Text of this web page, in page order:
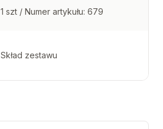
1 szt / Numer artykułu: 679
Skład zestawu